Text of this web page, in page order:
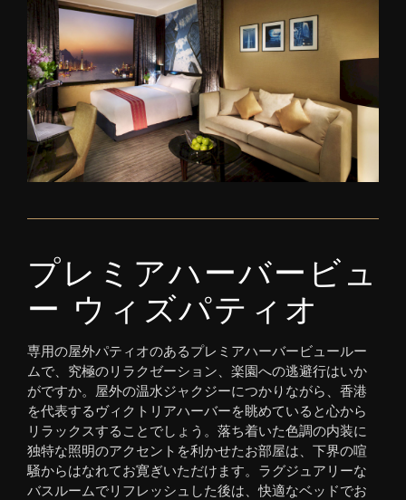
プレミアハーバービュ
ー ウィズパティオ
専用の屋外パティオのあるプレミアハーバービュールー
ムで、究極のリラクゼーション、楽園への逃避行はいか
がですか。屋外の温水ジャクジーにつかりながら、香港
を代表するヴィクトリアハーバーを眺めていると心から
リラックスすることでしょう。落ち着いた色調の内装に
独特な照明のアクセントを利かせたお部屋は、下界の喧
騒からはなれてお寛ぎいただけます。ラグジュアリーな
バスルームでリフレッシュした後は、快適なベッドでお